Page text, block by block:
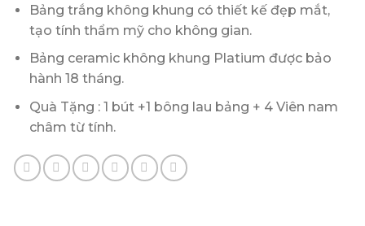
Bảng trắng không khung có thiết kế đẹp mắt,
tạo tính thẩm mỹ cho không gian.
Bảng ceramic không khung Platium được bảo
hành 18 tháng.
Quà Tặng : 1 bút +1 bông lau bảng + 4 Viên nam
châm từ tính.